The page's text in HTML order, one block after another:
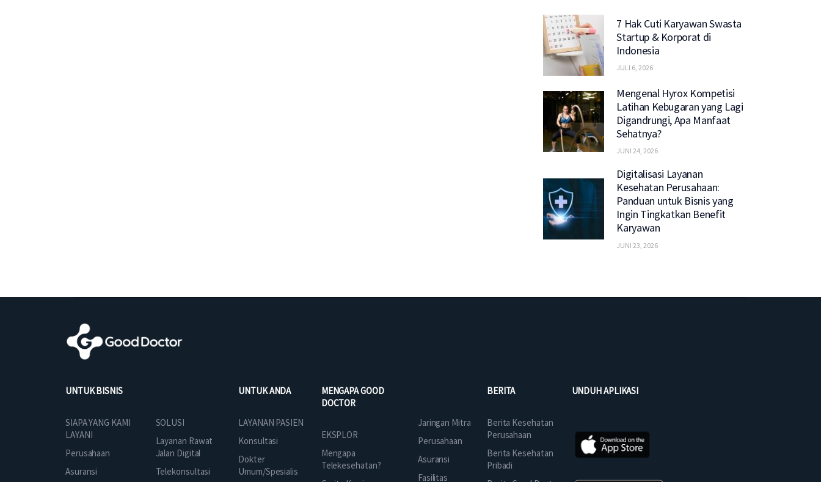
7 Hak Cuti Karyawan Swasta
Startup & Korporat di
Indonesia
JULI 6, 2026
Mengenal Hyrox Kompetisi
Latihan Kebugaran yang Lagi
Digandrungi, Apa Manfaat
Sehatnya?
JUNI 24, 2026
Digitalisasi Layanan
Kesehatan Perusahaan:
Panduan untuk Bisnis yang
Ingin Tingkatkan Benefit
Karyawan
JUNI 23, 2026
UNTUK BISNIS
SIAPA YANG KAMI
LAYANI
Perusahaan
Asuransi
SOLUSI
Layanan Rawat
Jalan Digital
Telekonsultasi
UNTUK ANDA
LAYANAN PASIEN
Konsultasi
Dokter
Umum/Spesialis
MENGAPA GOOD
DOCTOR
EKSPLOR
Mengapa
Telekesehatan?
Jaringan Mitra
Perusahaan
Asuransi
Fasilitas
BERITA
Berita Kesehatan
Perusahaan
Berita Kesehatan
Pribadi
UNDUH APLIKASI